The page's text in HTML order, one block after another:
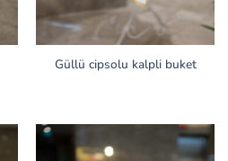
Güllü cipsolu kalpli buket